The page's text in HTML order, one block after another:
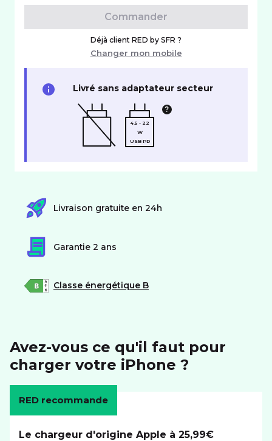
Commander
Déjà client RED by SFR ?
Changer mon mobile
Livré sans adaptateur secteur
4.5 - 22
W
USB PD
Livraison gratuite en 24h
Garantie 2 ans
Classe énergétique B
Avez-vous ce qu'il faut pour
charger votre iPhone ?
RED recommande
Le chargeur d'origine Apple à 25,99€